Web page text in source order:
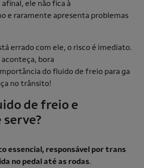
ele não fica à
e raramente apresenta problemas
errado com ele, o risco é imediato.
bora
do fluido de freio para ga
no trânsito!
de freio e
serve?
essencial, responsável por trans
no pedal até as rodas.